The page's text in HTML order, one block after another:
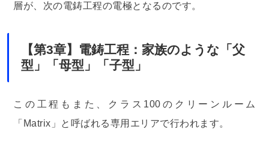
層が、次の電鋳工程の電極となるのです。
【第3章】電鋳工程：家族のような「父
型」「母型」「子型」
この工程もまた、クラス100のクリーンルーム
「Matrix」と呼ばれる専用エリアで行われます。